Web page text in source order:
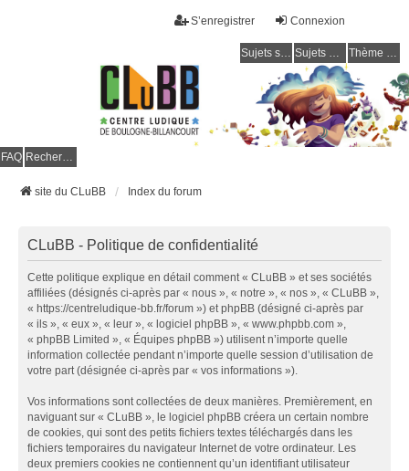
Connexion
S’enregistrer
Sujets sans réponse Sujets actifs Thème clair / foncé
FAQ Rechercher
site du CLuBB Index du forum
CLuBB - Politique de confidentialité
Cette politique explique en détail comment « CLuBB » et ses sociétés
affiliées (désignés ci-après par « nous », « notre », « nos », « CLuBB »,
« https://centreludique-bb.fr/forum ») et phpBB (désigné ci-après par
« ils », « eux », « leur », « logiciel phpBB », « www.phpbb.com »,
« phpBB Limited », « Équipes phpBB ») utilisent n’importe quelle
information collectée pendant n’importe quelle session d’utilisation de
votre part (désignée ci-après par « vos informations »).
Vos informations sont collectées de deux manières. Premièrement, en
naviguant sur « CLuBB », le logiciel phpBB créera un certain nombre
de cookies, qui sont des petits fichiers textes téléchargés dans les
fichiers temporaires du navigateur Internet de votre ordinateur. Les
deux premiers cookies ne contiennent qu’un identifiant utilisateur